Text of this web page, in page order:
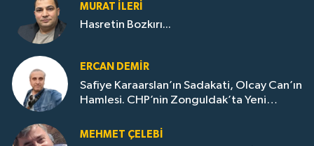
MURAT İLERI
Hasretin Bozkırı...
ERCAN DEMIR
Safiye Karaarslan’ın Sadakati, Olcay Can’ın
Hamlesi. CHP’nin Zonguldak’ta Yeni
MEHMET ÇELEBI